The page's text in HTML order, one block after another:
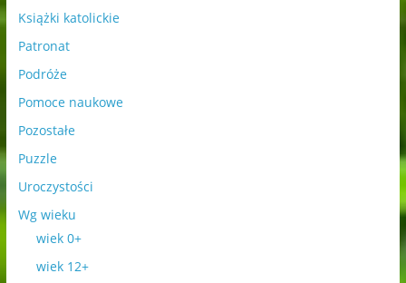
Książki katolickie
Patronat
Podróże
Pomoce naukowe
Pozostałe
Puzzle
Uroczystości
Wg wieku
wiek 0+
wiek 12+